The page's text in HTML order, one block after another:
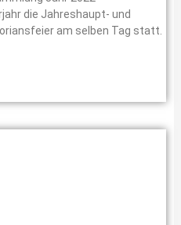
die Jahreshaupt- und
am selben Tag statt.